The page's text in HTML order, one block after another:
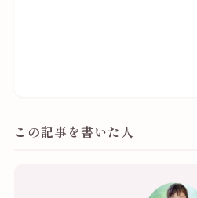
この記事を書いた人